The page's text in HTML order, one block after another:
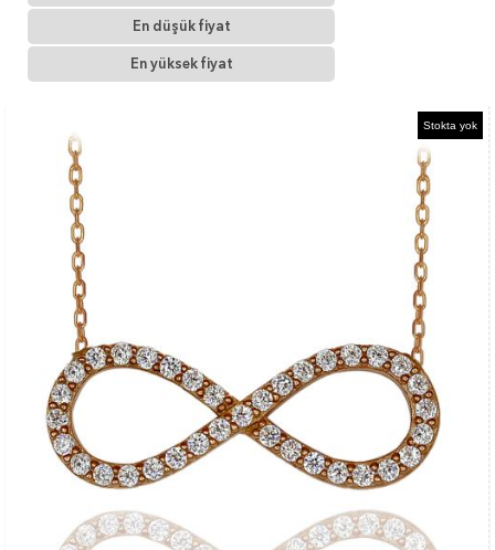
En düşük fiyat
En yüksek fiyat
Stokta yok